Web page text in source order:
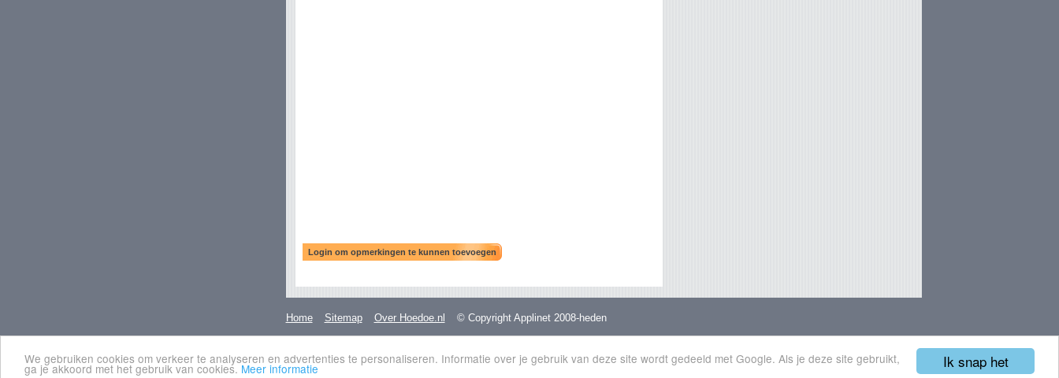
Ik snap het
We gebruiken cookies om verkeer te analyseren en advertenties te personaliseren. Informatie over je gebruik van deze site wordt gedeeld met Google. Als je deze site gebruikt,
ga je akkoord met het gebruik van cookies.Meer informatie
Home Sitemap Over Hoedoe.nl © Copyright Applinet 2008-heden